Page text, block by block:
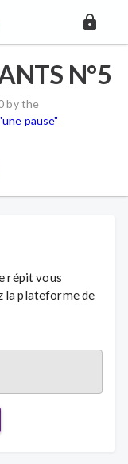
N°5
by the
pause"
répit vous
la plateforme de